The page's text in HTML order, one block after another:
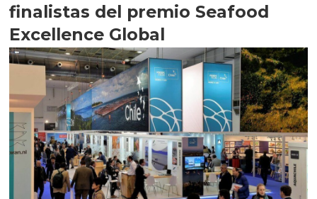
finalistas del premio Seafood
Excellence Global